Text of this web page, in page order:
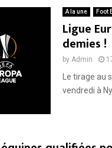
A la une Foot
Ligue
demies !
by Admin
Le tirage au
vendredi à